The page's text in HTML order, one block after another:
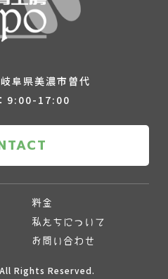
阜県美濃市曽代
9:00-17:00
料金
私たちについて
お問い合わせ
Rights Reserved.